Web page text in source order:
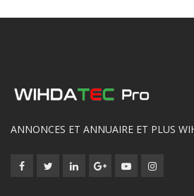
ANNONCES ET ANNUAIRE ET PLUS